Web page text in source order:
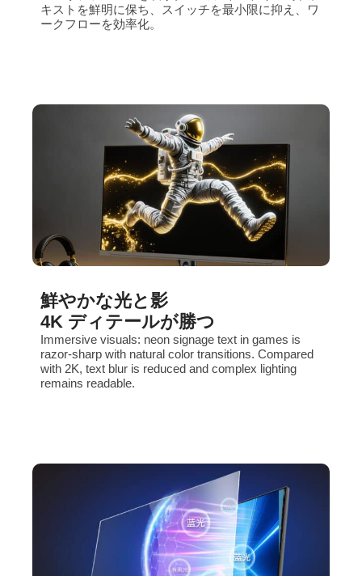
キストを鮮明に保ち、スイッチを最小限に抑え、ワ
ークフローを効率化。
鮮やかな光と影
4K ディテールが勝つ
Immersive visuals: neon signage text in games is
razor‑sharp with natural color transitions. Compared
with 2K, text blur is reduced and complex lighting
remains readable.